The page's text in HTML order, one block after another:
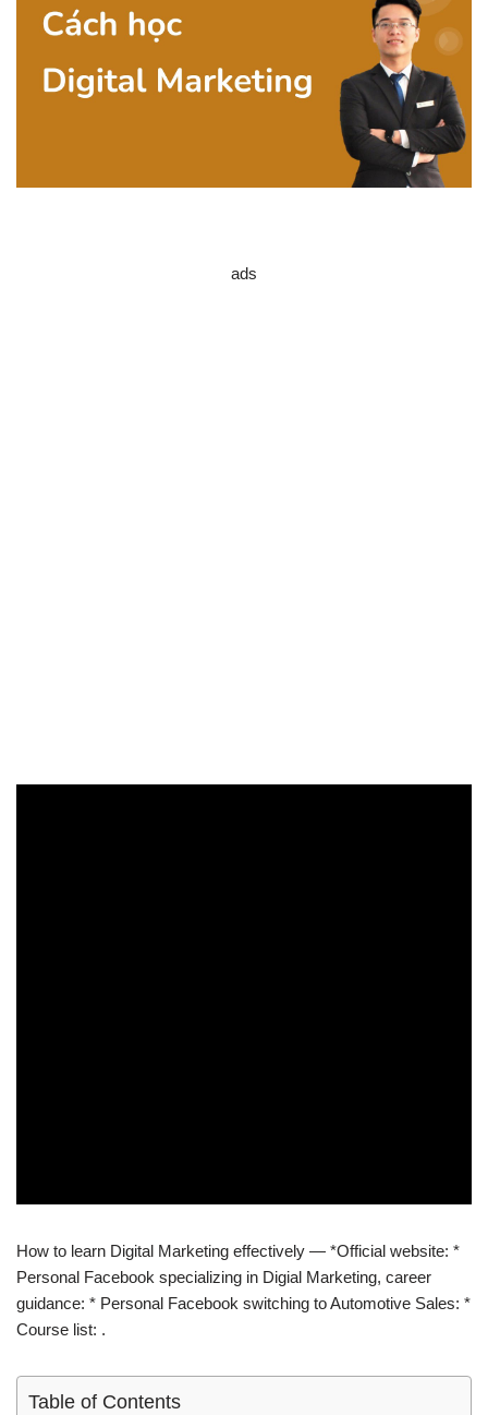
ads
How to learn Digital Marketing effectively — *Official website: *
Personal Facebook specializing in Digial Marketing, career
guidance: * Personal Facebook switching to Automotive Sales: *
Course list: .
Table of Contents